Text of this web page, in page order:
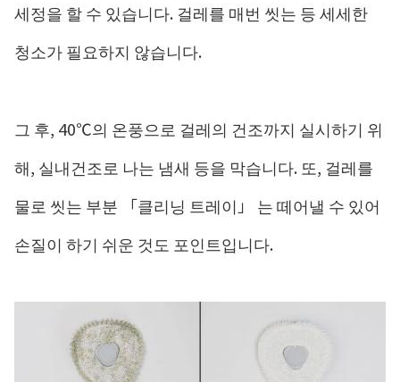
세정을 할 수 있습니다. 걸레를 매번 씻는 등 세세한
청소가 필요하지 않습니다.
그 후, 40℃의 온풍으로 걸레의 건조까지 실시하기 위
해, 실내건조로 나는 냄새 등을 막습니다. 또, 걸레를
물로 씻는 부분 「클리닝 트레이」 는 떼어낼 수 있어
손질이 하기 쉬운 것도 포인트입니다.